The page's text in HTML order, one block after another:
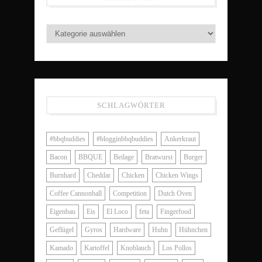
SCHLAGWÖRTER
#bbqbuddies #blogginbbqbuddies Ankerkraut
Bacon BBQUE Beilage Bratwurst Burger
Burnhard Cheddar Chicken Chicken Wings
Coffee Cannonball Competition Dutch Oven
Eigenbau Eis El Loco feta Fingerfood
Geflügel Gyros Hardware Huhn Hühnchen
Kamado Kartoffel Knoblauch Los Pollos